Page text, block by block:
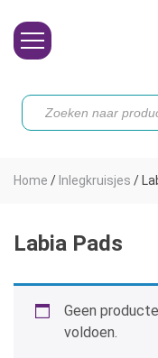
Toebehoren
Koopjes
Hoe begin ik?
Producten
zoeken
Home / Inlegkruisjes /
Labia Pads
Geen
voldoen.